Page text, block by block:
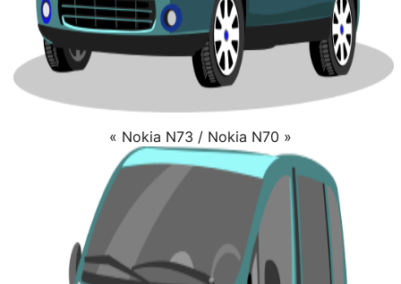
« Nokia N73 / Nokia N70 »